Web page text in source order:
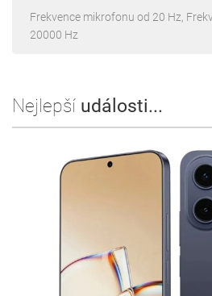
Frekvence mikrofonu od 20 Hz,
20000 Hz
Nejlepší události...